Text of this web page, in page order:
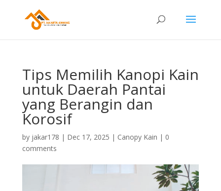
Tips Memilih Kanopi Kain
untuk Daerah Pantai
yang Berangin dan
Korosif
by jakar178 | Dec 17, 2025 | Canopy Kain | 0
comments